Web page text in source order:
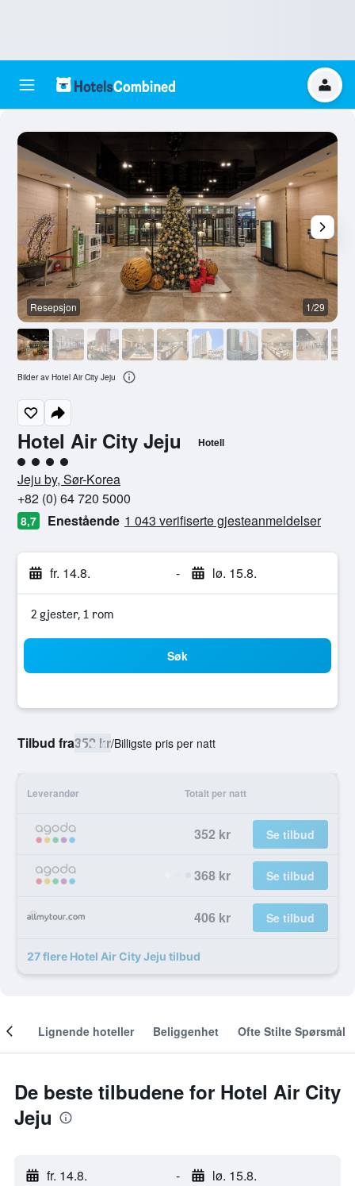
Hotel Air City Jeju Hotell
4 kategori vurdering
Jeju by, Sør-Korea
+82 (0) 64 720 5000
8,7 Enestående 1 043 verifiserte gjesteanmeldelser
fr. 14.8. - lø. 15.8.
2 gjester, 1 rom
Søk
Tilbud fra352 kr/Billigste pris per natt
Leverandør Totalt per natt
352 kr Se tilbud
368 kr Se tilbud
406 kr Se tilbud
27 flere Hotel Air City Jeju tilbud
Resepsjon 1/29
Bilder av Hotel Air City Jeju
Lignende hoteller Beliggenhet Ofte Stilte Spørsmål
De beste tilbudene for Hotel Air City
Jeju
fr. 14.8. - lø. 15.8.